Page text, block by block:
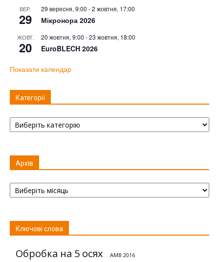
ВЕР.
29
29 вересня, 9:00 -2 жовтня, 17:00
Мікронора 2026
ЖОВТ.
20
20 жовтня, 9:00 -23 жовтня, 18:00
EuroBLECH 2026
Показати календар
Категорії
Категорії
Архів
Архів
Ключові слова
Обробка на 5 осях AMB 2016